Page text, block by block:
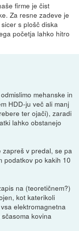
firme je čist
Za resne zadeve je
s plošč diska
početja lahko hitro
mehanske in
HDD-ju več ali manj
ter ojači), zaradi
lahko obstanejo
zapreš v predal, se pa
podatkov po kakih 10
na (teoretičnem?)
kot katerikoli
elektromagnetna
kovina